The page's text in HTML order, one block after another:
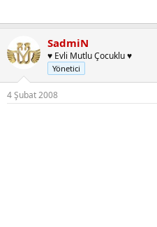
SadmiN
♥ Evli Mutlu Çocuklu ♥
Yönetici
4 Şubat 2008